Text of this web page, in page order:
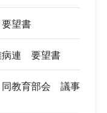
望書
病連 要望書
同教育部会 議事